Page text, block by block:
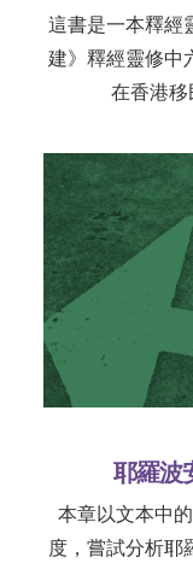
這書是一本釋經
建》釋經靈修中
在香港
耶羅波
本章以文本中
度，嘗試分析耶